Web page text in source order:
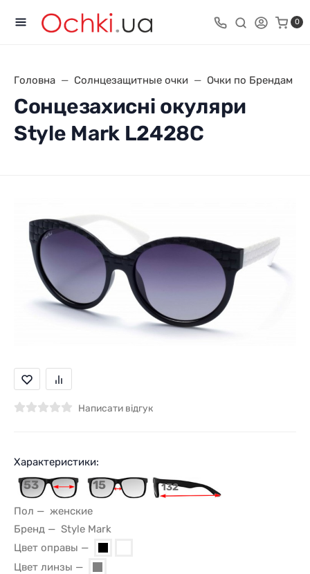
0
Головна Солнцезащитные очки Очки по Брендам
Сонцезахисні окуляри
Style Mark L2428C
Написати відгук
Характеристики:
53 15 132
Пол
женские
Бренд
Style Mark
Цвет оправы
Цвет линзы